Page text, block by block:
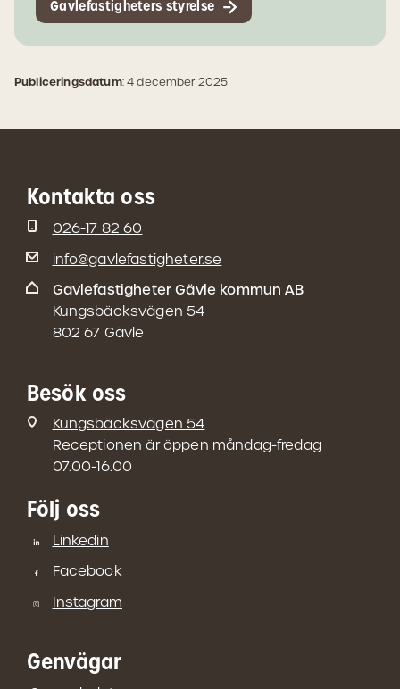
Gavlefastigheters styrelse
Publiceringsdatum: 4 december 2025
Kontakta oss
026-17 82 60
info@gavlefastigheter.se
Gavlefastigheter Gävle kommun AB
Kungsbäcksvägen 54
802 67 Gävle
Besök oss
Kungsbäcksvägen 54
Receptionen är öppen måndag-fredag
07.00-16.00
Följ oss
Linkedin
Facebook
Instagram
Genvägar